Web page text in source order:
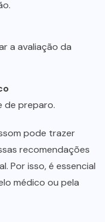
a avaliação da
de preparo.
pode trazer
recomendações
Por isso, é essencial
médico ou pela